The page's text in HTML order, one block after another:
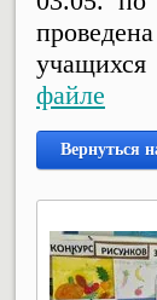
файле
Вернуться